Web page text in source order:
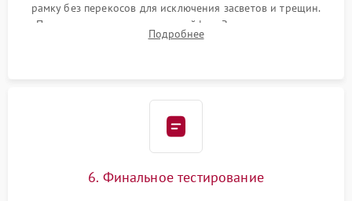
рамку без перекосов для исключения засветов и трещин.
Подключение внутренних шлейфов. Закрытие корпуса.
Сброс настроек и обновление программного обеспечения.
Подробнее
6. Финальное тестирование